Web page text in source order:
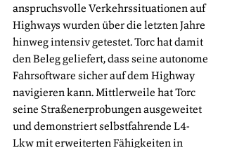
anspruchsvolle Verkehrssituationen auf
Highways wurden über die letzten Jahre
hinweg intensiv getestet. Torc hat damit
den Beleg geliefert, dass seine autonome
Fahrsoftware sicher auf dem Highway
navigieren kann. Mittlerweile hat Torc
seine Straßenerprobungen ausgeweitet
und demonstriert selbstfahrende L4-
Lkw mit erweiterten Fähigkeiten in